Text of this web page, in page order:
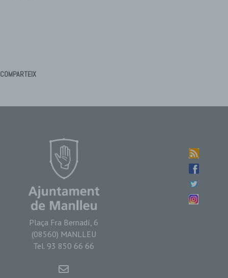
COMPARTEIX
Plaça Fra Bernadí, 6
(08560) MANLLEU
Tel. 93 850 66 66